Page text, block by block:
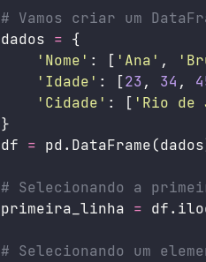
# Vamos criar um
dados = {
' Nome ' : [ ' Ana ' , '
' Idade ' : [23, 34 ,
' Cidade ' : [ ' Rio de
}
df =
# Selecionando a
primeira_linha =
# Selecionando um